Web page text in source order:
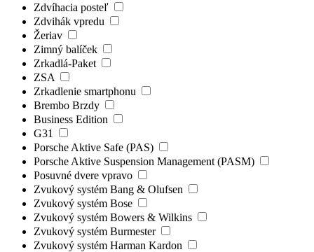
Zdvíhacia posteľ
Zdvihák vpredu
Žeriav
Zimný balíček
Zrkadlá-Paket
ZSA
Zrkadlenie smartphonu
Brembo Brzdy
Business Edition
G31
Porsche Aktive Safe (PAS)
Porsche Aktive Suspension Management (PASM)
Posuvné dvere vpravo
Zvukový systém Bang & Olufsen
Zvukový systém Bose
Zvukový systém Bowers & Wilkins
Zvukový systém Burmester
Zvukový systém Harman Kardon